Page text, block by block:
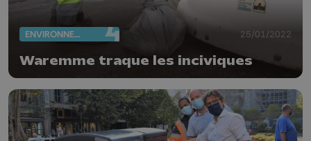
ENVIRONNEMENT 25/01/2022
Waremme traque les inciviques